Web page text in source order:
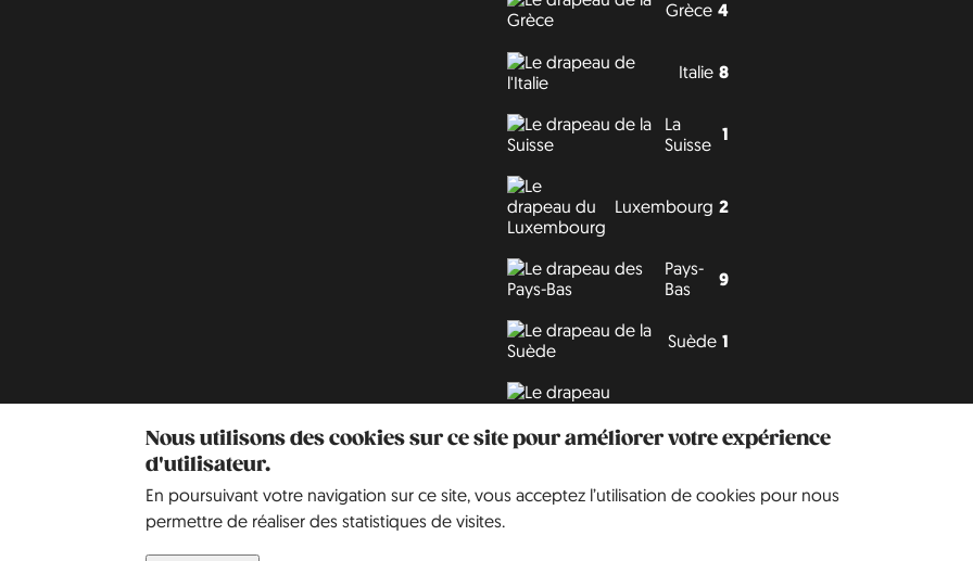
Nous utilisons des cookies sur ce site pour améliorer votre expérience
d'utilisateur.
En poursuivant votre navigation sur ce site, vous acceptez l’utilisation de cookies pour nous
permettre de réaliser des statistiques de visites.
Grèce 4
Italie 8
La
Suisse 1
Luxembourg 2
Pays-
Bas
9
Suède 1
Philipp J. Conrad Creative Commons: BY, NC, DA